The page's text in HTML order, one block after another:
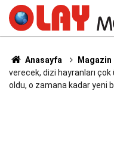
Anasayfa Magazin
verecek, dizi hayranları
oldu, o zamana kadar yeni